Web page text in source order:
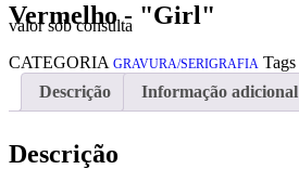
Vermelho - "Girl"
valor sob consulta
CATEGORIA GRAVURA/SERIGRAFIA Tags
Descrição Informação adicional
Descrição